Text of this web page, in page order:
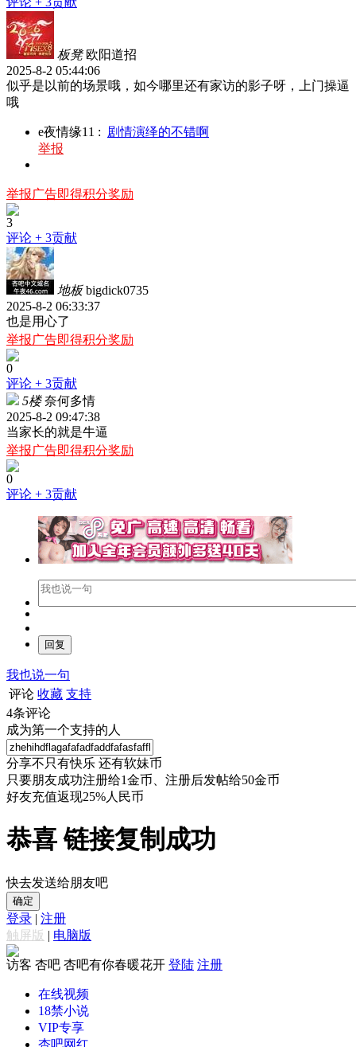
板凳 欧阳道招
2025-8-2 05:44:06
似乎是以前的场景哦，如今哪里还有家访的影子呀，上门操逼
哦
e夜情缘11 : 剧情演绎的不错啊
举报
举报广告即得积分奖励
3
评论 + 3贡献
地板 bigdick0735
2025-8-2 06:33:37
也是用心了
举报广告即得积分奖励
0
评论 + 3贡献
5楼 奈何多情
2025-8-2 09:47:38
当家长的就是牛逼
举报广告即得积分奖励
0
评论 + 3贡献
我也说一句
评论 收藏 支持
4条评论
成为第一个支持的人
分享不只有快乐 还有软妹币
只要朋友成功注册给1金币、注册后发帖给50金币
好友充值返现25%人民币
恭喜 链接复制成功
快去发送给朋友吧
确定
登录 | 注册
触屏版 | 电脑版
访客 杏吧 杏吧有你春暖花开 登陆 注册
在线视频
18禁小说
VIP专享
杏吧网红